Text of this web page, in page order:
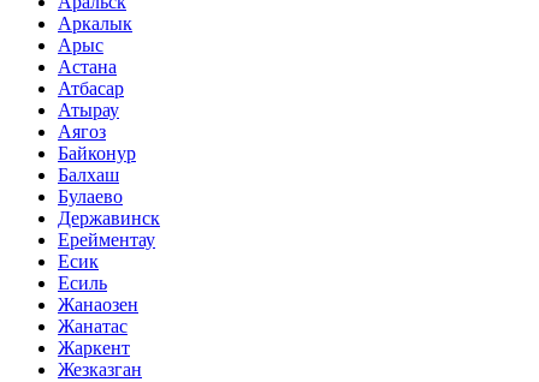
Аркалык
Арыс
Астана
Атбасар
Атырау
Аягоз
Байконур
Балхаш
Булаево
Державинск
Ерейментау
Есик
Есиль
Жанаозен
Жанатас
Жаркент
Жезказган